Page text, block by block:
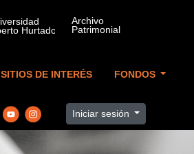
SITIOS DE INTERÉS FONDOS
Iniciar sesión